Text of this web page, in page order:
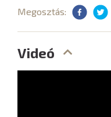
Megosztás:
Videó